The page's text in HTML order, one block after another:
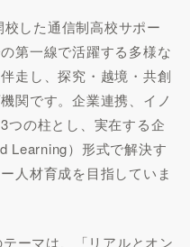
した通信制高校サポー
第一線で活躍する多様な
走し、探究・越境・共創
関です。企業連携、イノ
つの柱とし、実在する企
Learning）形式で解決す
人材育成を目指していま
ーマは、「リアルとオン